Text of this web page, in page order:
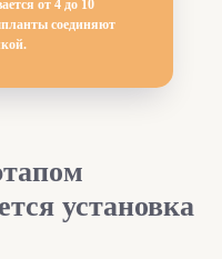
от 4 до 10
соединяют
установка